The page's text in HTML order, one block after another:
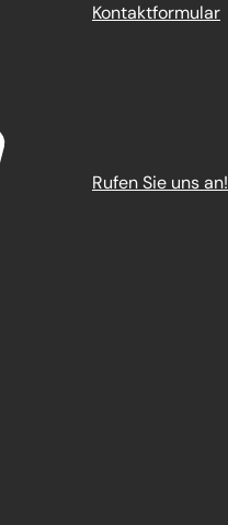
Kontaktformular
Rufen Sie uns an!